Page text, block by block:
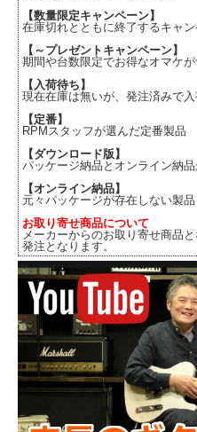
【数量限定キャンペーン】
在庫切れとともに終了するキャ
【～プレゼントキャンペーン】
期間や台数限定でお得なオマケ
【入荷待ち】
現在在庫は無いが、発注済みで
【定番】
RPMスタッフが選んだ定番製品
【ダウンロード版】
パッケージ納品とオンライン納
【オンライン納品】
元々パッケージが存在しない製品
お取り寄せ商品について
メーカーからのお取り寄せ商品
発注となります。